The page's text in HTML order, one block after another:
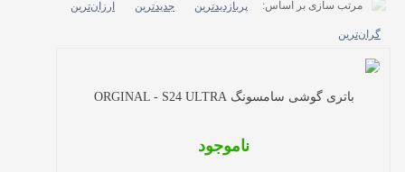
مرتب سازی بر اساس: پربازدیدترین جدیدترین ارزان‌ترین
گران‌ترین
باتری گوشی سامسونگ ORGINAL - S24 ULTRA
ناموجود